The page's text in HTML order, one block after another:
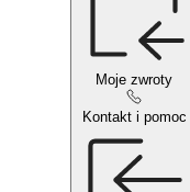
Moje zwroty
Kontakt i pomoc